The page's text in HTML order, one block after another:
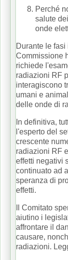
Perché
salute
onde
Durante le
Commissione
richiede
radiazioni RF
interagiscono
umani e
delle onde di
In definitiva,
l'esperto del
crescente
radiazioni RF
effetti negativi
continuato ad
speranza di
effetti.
Il Comitato
aiutino i
affrontare il
causare,
radiazioni.